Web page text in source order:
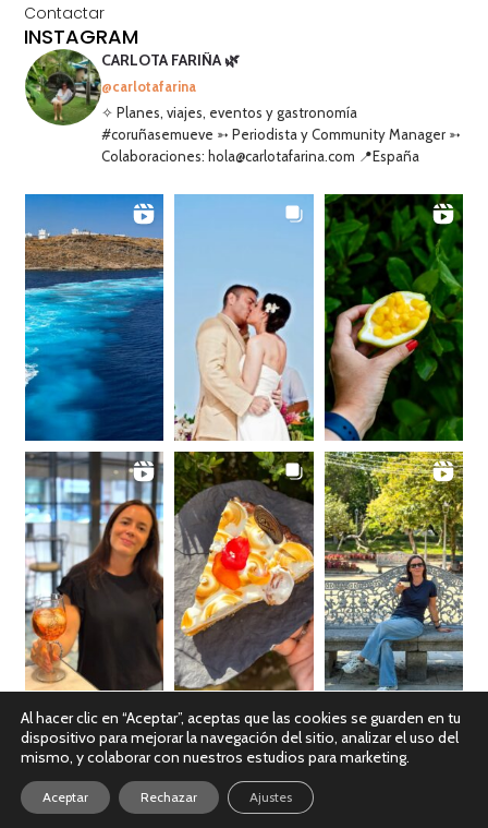
Contactar
INSTAGRAM
CARLOTA FARIÑA 🌿
@carlotafarina
✧ Planes, viajes, eventos y gastronomía
#coruñasemueve ➳ Periodista y Community Manager ➳
Colaboraciones: hola@carlotafarina.com 📍España
Ver en Instagram
Al hacer clic en “Aceptar”, aceptas que las cookies se guarden en tu
dispositivo para mejorar la navegación del sitio, analizar el uso del
mismo, y colaborar con nuestros estudios para marketing.
Aceptar Rechazar Ajustes